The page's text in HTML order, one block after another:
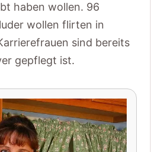
haben wollen. 96
wollen flirten in
sind bereits
gepflegt ist.